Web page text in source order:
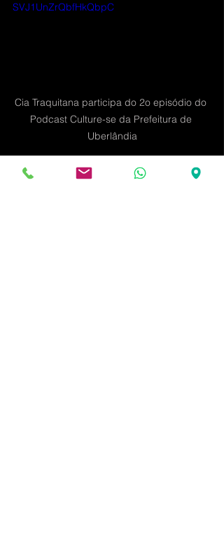
SVJ1UnZrQbfHkQbpC
Cia Traquitana participa do 2o episódio do
Podcast Culture-se da Prefeitura de
Uberlândia